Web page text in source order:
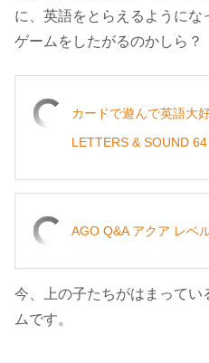
に、英語をとらえるように
ゲームをしたがるのかしら？
カードで遊んで英語大
LETTERS & SOUND 64
AGO Q&A アクア レベ
今、上の子たちがはまって
ムです。